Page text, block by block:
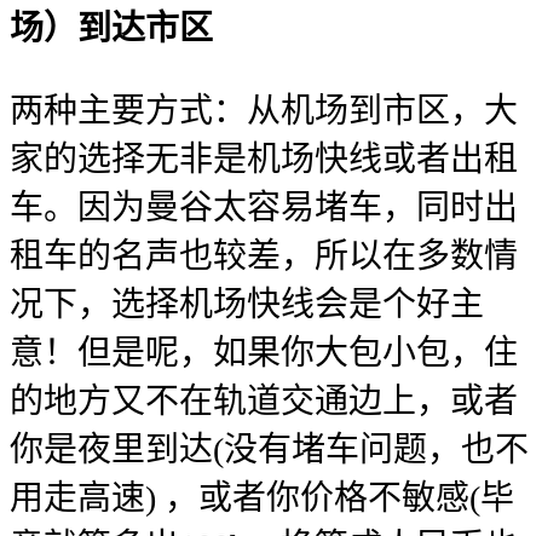
场）到达市区
两种主要方式：从机场到市区，大
家的选择无非是机场快线或者出租
车。因为曼谷太容易堵车，同时出
租车的名声也较差，所以在多数情
况下，选择机场快线会是个好主
意！但是呢，如果你大包小包，住
的地方又不在轨道交通边上，或者
你是夜里到达(没有堵车问题，也不
用走高速) ，或者你价格不敏感(毕